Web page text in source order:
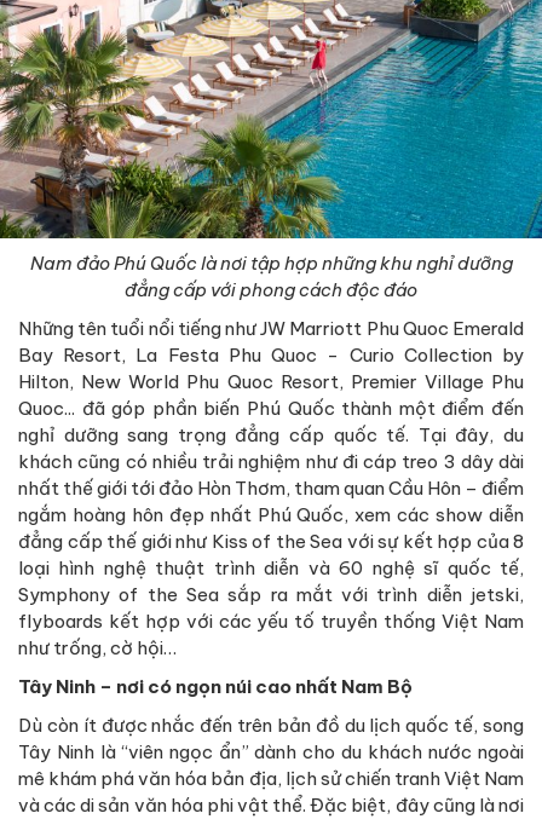
Nam đảo Phú Quốc là nơi tập hợp những khu nghỉ dưỡng
đẳng cấp với phong cách độc đáo
Những tên tuổi nổi tiếng như JW Marriott Phu Quoc Emerald
Bay Resort, La Festa Phu Quoc - Curio Collection by
Hilton, New World Phu Quoc Resort, Premier Village Phu
Quoc... đã góp phần biến Phú Quốc thành một điểm đến
nghỉ dưỡng sang trọng đẳng cấp quốc tế. Tại đây, du
khách cũng có nhiều trải nghiệm như đi cáp treo 3 dây dài
nhất thế giới tới đảo Hòn Thơm, tham quan Cầu Hôn – điểm
ngắm hoàng hôn đẹp nhất Phú Quốc, xem các show diễn
đẳng cấp thế giới như Kiss of the Sea với sự kết hợp của 8
loại hình nghệ thuật trình diễn và 60 nghệ sĩ quốc tế,
Symphony of the Sea sắp ra mắt với trình diễn jetski,
flyboards kết hợp với các yếu tố truyền thống Việt Nam
như trống, cờ hội…
Tây Ninh – nơi có ngọn núi cao nhất Nam Bộ
Dù còn ít được nhắc đến trên bản đồ du lịch quốc tế, song
Tây Ninh là “viên ngọc ẩn” dành cho du khách nước ngoài
mê khám phá văn hóa bản địa, lịch sử chiến tranh Việt Nam
và các di sản văn hóa phi vật thể. Đặc biệt, đây cũng là nơi